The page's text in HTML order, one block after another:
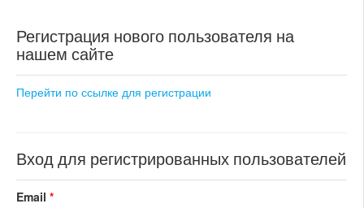
виллы
состояние: требуется
частичная реконструкция
номер объекта:20692
раздел: частные дома или
состояние: требуются
косметические работы
Регистрация нового пользователя на
нашем сайте
Перейти по ссылке для регистрации
Вход для регистрированных пользователей
Email *